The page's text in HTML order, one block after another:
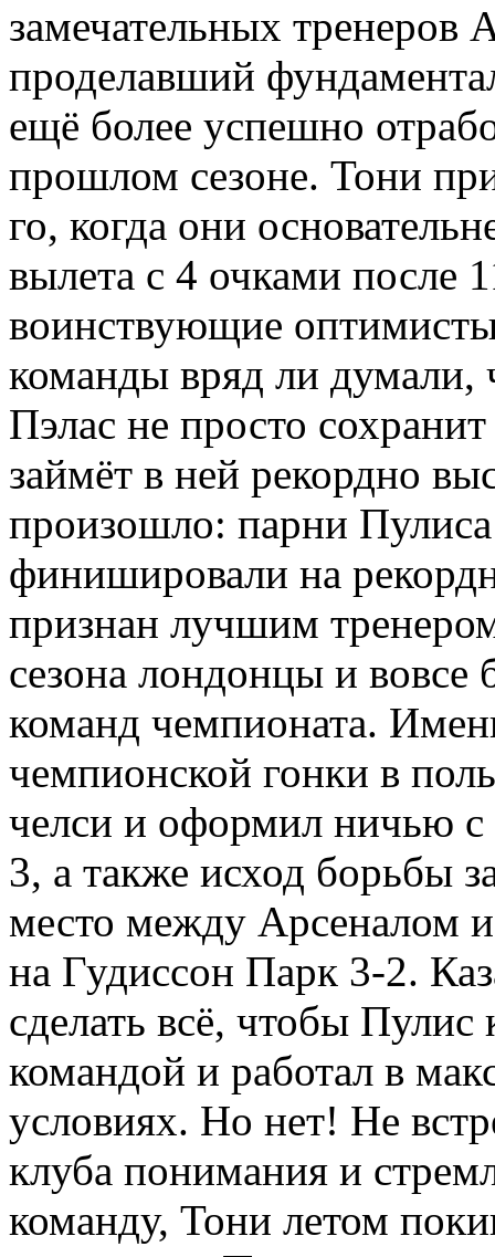
замечательных
проделавший
ещё более успешно
прошлом сезоне. Тони
го, когда они
вылета с 4 очками после
воинствующие
команды вряд ли думали,
Пэлас не просто
займёт в ней рекордно
произошло: парни
финишировали на
признан лучшим
сезона лондонцы и
команд чемпионата.
чемпионской гонки в
челси и оформил ничью
3, а также исход борьбы
место между Арсеналом
на Гудиссон Парк 3-2.
сделать всё, чтобы
командой и работал в
условиях. Но нет! Не
клуба понимания и
команду, Тони летом